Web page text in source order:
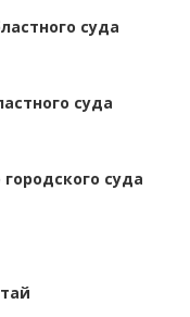
суда
суда
суда